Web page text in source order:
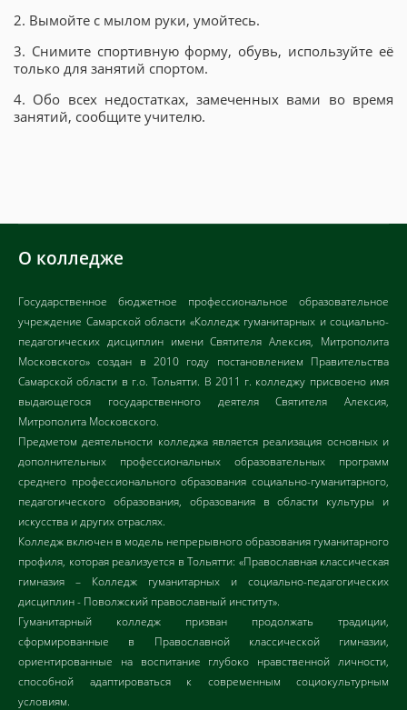
2. Вымойте с мылом руки, умойтесь.
3. Снимите спортивную форму, обувь, используйте её
только для занятий спортом.
4. Обо всех недостатках, замеченных вами во время
занятий, сообщите учителю.
О колледже
Государственное бюджетное профессиональное образовательное
учреждение Самарской области «Колледж гуманитарных и социально-
педагогических дисциплин имени Святителя Алексия, Митрополита
Московского» создан в 2010 году постановлением Правительства
Самарской области в г.о. Тольятти. В 2011 г. колледжу присвоено имя
выдающегося государственного деятеля Святителя Алексия,
Митрополита Московского.
Предметом деятельности колледжа является реализация основных и
дополнительных профессиональных образовательных программ
среднего профессионального образования социально-гуманитарного,
педагогического образования, образования в области культуры и
искусства и других отраслях.
Колледж включен в модель непрерывного образования гуманитарного
профиля, которая реализуется в Тольятти: «Православная классическая
гимназия – Колледж гуманитарных и социально-педагогических
дисциплин - Поволжский православный институт».
Гуманитарный колледж призван продолжать традиции,
сформированные в Православной классической гимназии,
ориентированные на воспитание глубоко нравственной личности,
способной адаптироваться к современным социокультурным
условиям.